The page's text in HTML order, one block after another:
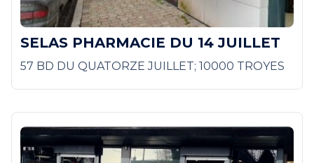
SELAS PHARMACIE DU 14 JUILLET
57 BD DU QUATORZE JUILLET; 10000 TROYES